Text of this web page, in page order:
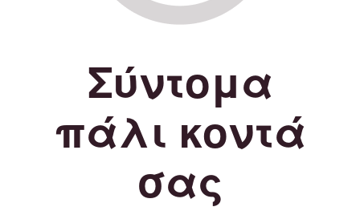
Σύντομα
πάλι κοντά
σας